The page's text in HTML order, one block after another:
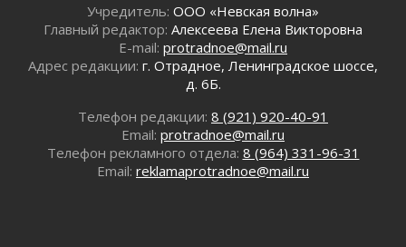
В Ивангороде появилась «Избушка-
воробушка»
Юхла, мука, кантеле и Водяной
Лето катится с горки
В Ленобласти открылась экспозиция к 150-
летию Билибина
Учредитель: ООО «Невская волна»
Главный редактор: Алексеева Елена Викторовна
E-mail: protradnoe@mail.ru
Адрес редакции: г. Отрадное, Ленинградское шоссе,
д. 6Б.
Телефон редакции: 8 (921) 920-40-91
Email: protradnoe@mail.ru
Телефон рекламного отдела: 8 (964) 331-96-31
Email: reklamaprotradnoe@mail.ru